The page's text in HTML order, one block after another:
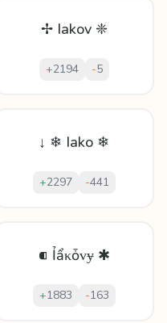
✢ Iakov ❈
+2194 -5
↓ ❄ Iako ❄
+2297 -441
⁌ Ỉẩκȱᴠɏ ✱
+1883 -163